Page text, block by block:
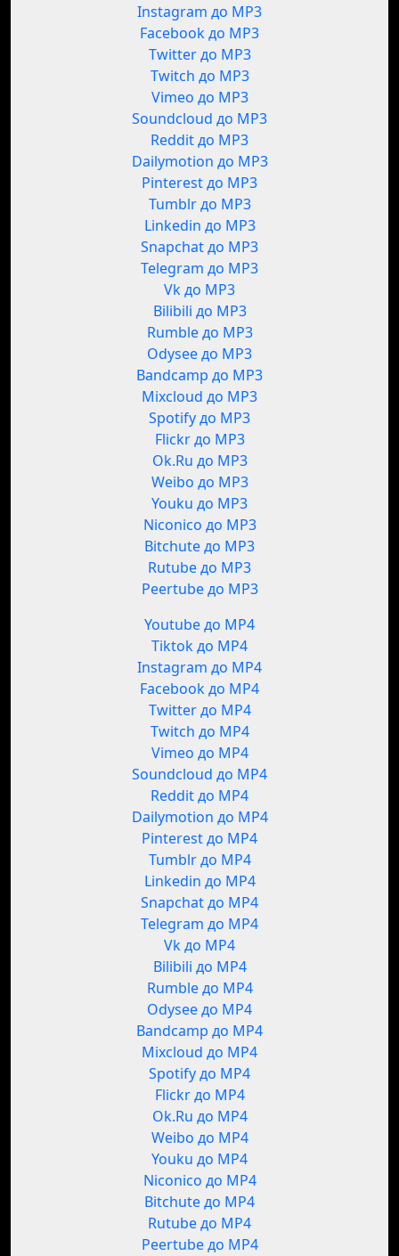
Instagram до MP3
Facebook до MP3
Twitter до MP3
Twitch до MP3
Vimeo до MP3
Soundcloud до MP3
Reddit до MP3
Dailymotion до MP3
Pinterest до MP3
Tumblr до MP3
Linkedin до MP3
Snapchat до MP3
Telegram до MP3
Vk до MP3
Bilibili до MP3
Rumble до MP3
Odysee до MP3
Bandcamp до MP3
Mixcloud до MP3
Spotify до MP3
Flickr до MP3
Ok.Ru до MP3
Weibo до MP3
Youku до MP3
Niconico до MP3
Bitchute до MP3
Rutube до MP3
Peertube до MP3
Youtube до MP4
Tiktok до MP4
Instagram до MP4
Facebook до MP4
Twitter до MP4
Twitch до MP4
Vimeo до MP4
Soundcloud до MP4
Reddit до MP4
Dailymotion до MP4
Pinterest до MP4
Tumblr до MP4
Linkedin до MP4
Snapchat до MP4
Telegram до MP4
Vk до MP4
Bilibili до MP4
Rumble до MP4
Odysee до MP4
Bandcamp до MP4
Mixcloud до MP4
Spotify до MP4
Flickr до MP4
Ok.Ru до MP4
Weibo до MP4
Youku до MP4
Niconico до MP4
Bitchute до MP4
Rutube до MP4
Peertube до MP4